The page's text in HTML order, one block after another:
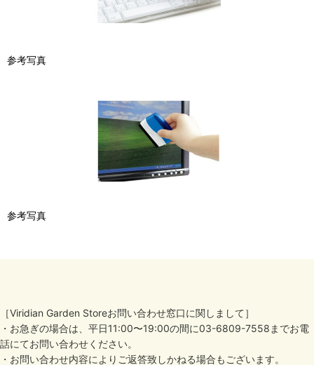
参考写真
参考写真
［Viridian Garden Storeお問い合わせ窓口に関しまして］
・お急ぎの場合は、平日11:00〜19:00の間に03-6809-7558までお電
話にてお問い合わせください。
・お問い合わせ内容によりご返答致しかねる場合もございます。